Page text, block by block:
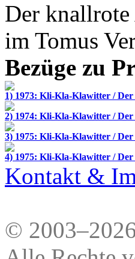
Der
im Tomus
Bezüge zu
1) 1973: Kli-Kla-Klawitter /
2) 1974: Kli-Kla-Klawitter / Der
3) 1975: Kli-Kla-Klawitter / Der
4) 1975: Kli-Kla-Klawitter / Der
Kontakt &
©